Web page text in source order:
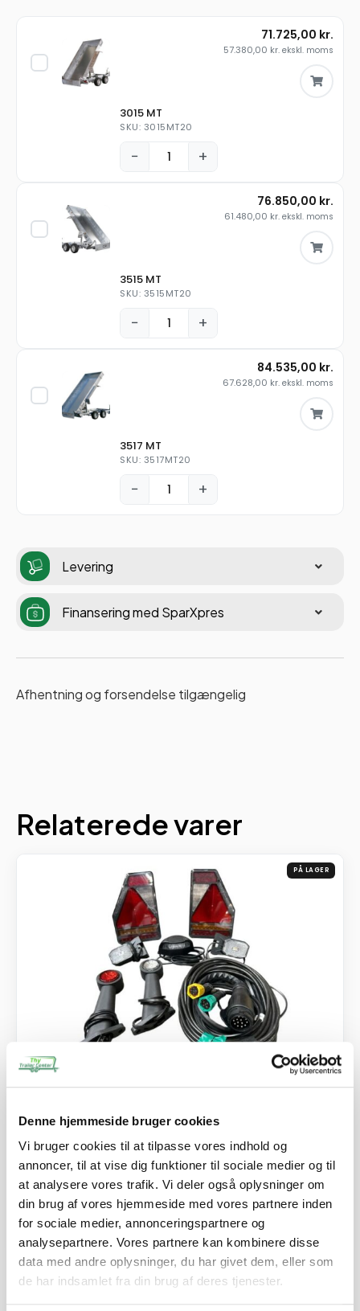
Denne hjemmeside bruger cookies
Vi bruger cookies til at tilpasse vores indhold og
annoncer, til at vise dig funktioner til sociale medier og til
at analysere vores trafik. Vi deler også oplysninger om
din brug af vores hjemmeside med vores partnere inden
for sociale medier, annonceringspartnere og
analysepartnere. Vores partnere kan kombinere disse
data med andre oplysninger, du har givet dem, eller som
de har indsamlet fra din brug af deres tjenester.
3015 MT
SKU: 3015MT20
− +
71.725,00 kr.
57.380,00 kr. ekskl. moms
3515 MT
SKU: 3515MT20
− +
76.850,00 kr.
61.480,00 kr. ekskl. moms
3517 MT
SKU: 3517MT20
− +
84.535,00 kr.
67.628,00 kr. ekskl. moms
Levering
Finansering med SparXpres
Afhentning og forsendelse tilgængelig
Relaterede varer
PÅ LAGER
Lygtesæt LED 18M3/M4/B4/M2/B3, Fristom
3.090,00kr.
2.472,00kr.ekskl. moms
Afhentning og forsendelse
Se detaljer